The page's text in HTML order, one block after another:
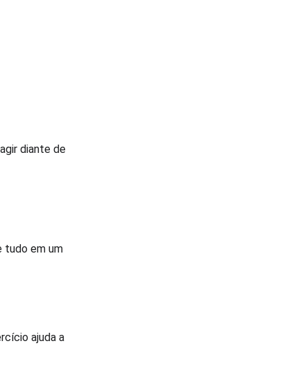
diante de
tudo em um
ajuda a